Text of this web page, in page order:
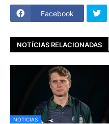
Facebook
NOTÍCIAS RELACIONADAS
NOTICIAS